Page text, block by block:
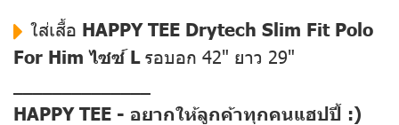
ใส่เสื้อ HAPPY TEE Drytech Slim Fit Polo
For Him ไซซ์ Lรอบอก 42" ยาว 29"
––––––––––––––
HAPPY TEE - อยากให้ลูกค้าทุกคนแฮปปี้ :)